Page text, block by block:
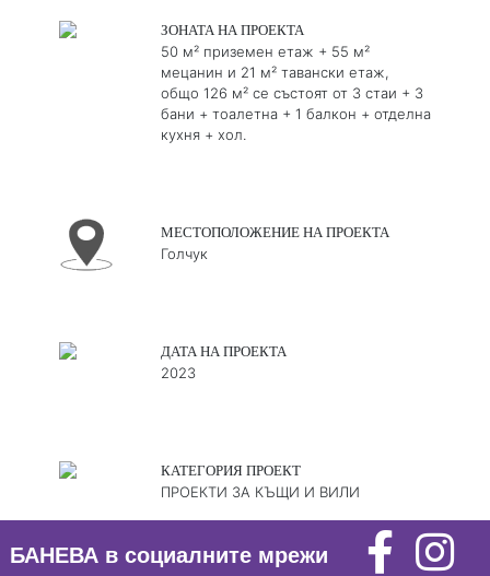
ЗОНАТА НА ПРОЕКТА
50 м² приземен етаж + 55 м²
мецанин и 21 м² тавански етаж,
общо 126 м² се състоят от 3 стаи + 3
бани + тоалетна + 1 балкон + отделна
кухня + хол.
МЕСТОПОЛОЖЕНИЕ НА ПРОЕКТА
Голчук
ДАТА НА ПРОЕКТА
2023
КАТЕГОРИЯ ПРОЕКТ
ПРОЕКТИ ЗА КЪЩИ И ВИЛИ
БАНЕВА в социалните мрежи